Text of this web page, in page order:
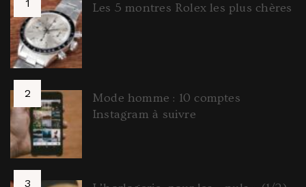
Les 5 montres Rolex les plus chères
Mode homme : 10 comptes
Instagram à suivre